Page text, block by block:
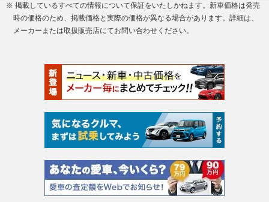
※ 掲載しているすべての情報について保証をいたしかねます。新車価格は発売
時の価格のため、掲載価格と実際の価格が異なる場合があります。詳細は、
メーカーまたは取扱販売店にてお問い合わせください。